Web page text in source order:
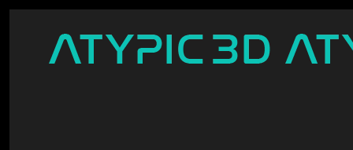
Accéder au contenu principal